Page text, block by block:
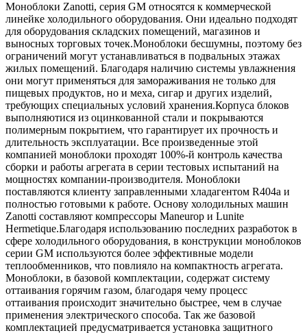
Моноблоки Zanotti, серия GM относятся к коммерческой
линейке холодильного оборудования. Они идеально подходят
для оборудования складских помещений, магазинов и
выносных торговых точек.Моноблоки бесшумны, поэтому без
ограничений могут устанавливаться в подвальных этажах
жилых помещений. Благодаря наличию системы увлажнения
они могут применяться для замораживания не только для
пищевых продуктов, но и меха, сигар и других изделий,
требующих специальных условий хранения.Корпуса блоков
выполняютися из оцинкованной стали и покрываются
полимерным покрытием, что гарантирует их прочность и
длительность эксплуатации. Все произведенные этой
компанией моноблоки проходят 100%-й контроль качества
сборки и работы агрегата в серии тестовых испытаний на
мощностях компании-производителя. Моноблоки
поставляются клиенту заправленными хладагентом R404a и
полностью готовыми к работе. Основу холодильных машин
Zanotti составляют компрессоры Maneurop и Lunite
Hermetique.Благодаря использованию последних разработок в
сфере холодильного оборудования, в конструкции моноблоков
серии GM используются более эффективные модели
теплообменников, что повлияло на компактность агрегата.
Моноблоки, в базовой комплектации, содержат систему
оттаивания горячим газом, благодаря чему процесс
оттаивания происходит значительно быстрее, чем в случае
применения электрического способа. Так же базовой
комплектацией предусматривается установка защитного